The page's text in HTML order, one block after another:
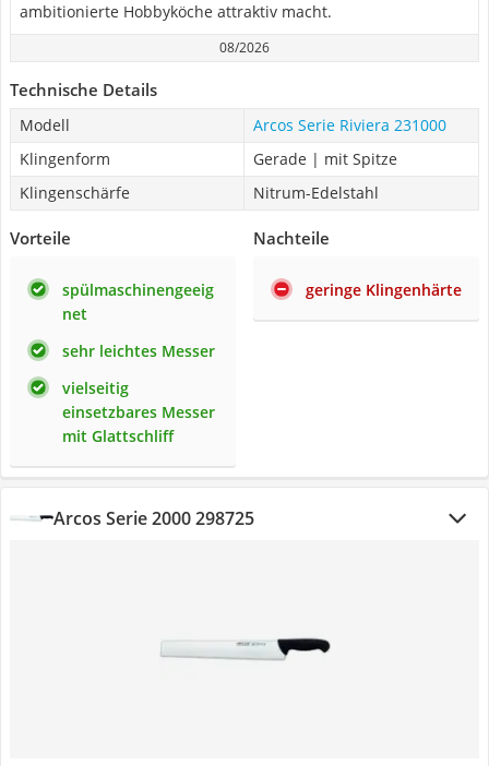
ambitionierte Hobbyköche attraktiv macht.
08/2026
Technische Details
Modell
Arcos Serie Riviera 231000
Klingenform
Gerade | mit Spitze
Klingenschärfe
Nitrum-Edelstahl
Vorteile
spülmaschinengeeig
net
sehr leichtes Messer
vielseitig
einsetzbares Messer
mit Glattschliff
Nachteile
geringe Klingenhärte
Arcos Serie 2000 298725